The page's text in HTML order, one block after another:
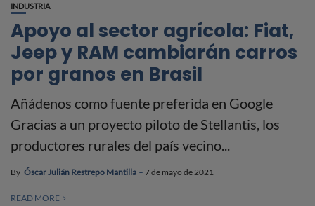
INDUSTRIA
Apoyo al sector agrícola: Fiat,
Jeep y RAM cambiarán carros
por granos en Brasil
Añádenos como fuente preferida en Google
Gracias a un proyecto piloto de Stellantis, los
productores rurales del país vecino...
By Óscar Julián Restrepo Mantilla 7 de mayo de 2021
READ MORE